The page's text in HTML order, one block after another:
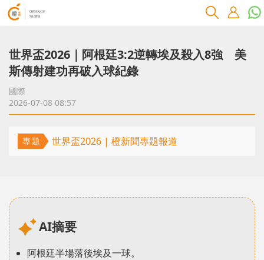
世界盃2026｜阿根廷3:2逆轉埃及殺入8強 美
斯傳射建功再破入球紀錄
國際
2026-07-08 08:57
專題 世界盃2026 | 橙新聞專題報道
AI摘要
阿根廷半場落後埃及一球。